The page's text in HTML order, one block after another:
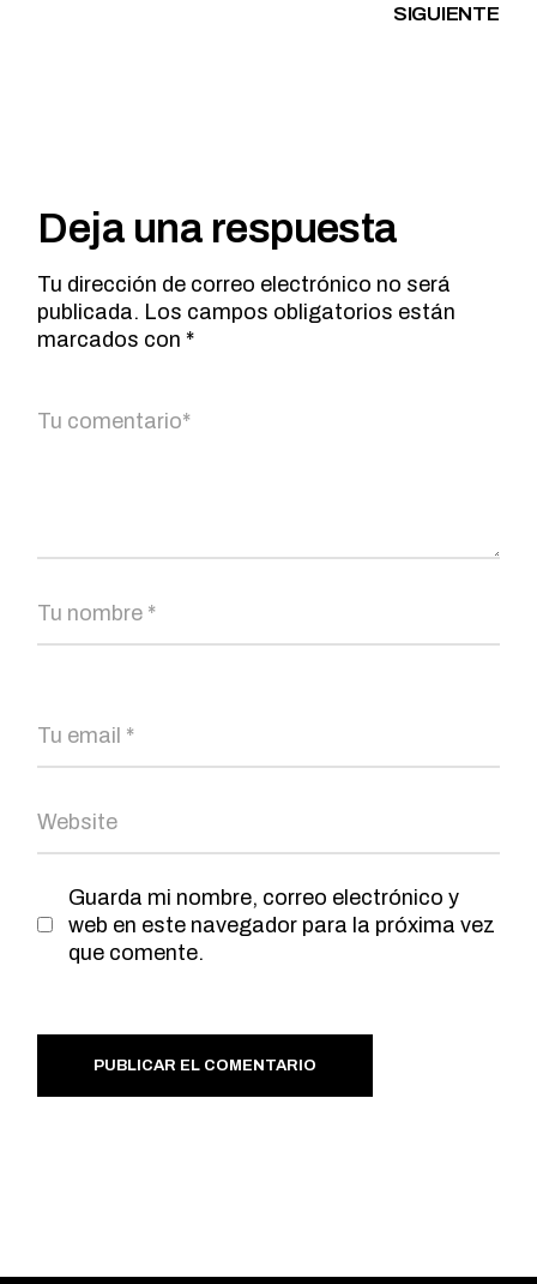
SIGUIENTE
Deja una respuesta
Tu dirección de correo electrónico no será
publicada. Los campos obligatorios están
marcados con *
Guarda mi nombre, correo electrónico y
web en este navegador para la próxima vez
que comente.
PUBLICAR EL COMENTARIO